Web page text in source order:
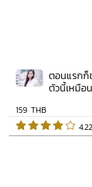
ตอนแรกก็
ตัวนี้เหมือ
159 THB